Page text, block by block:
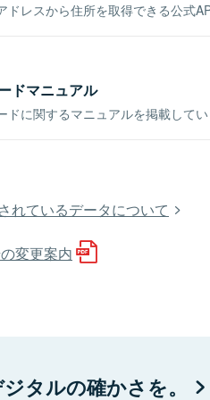
レスから住所を取得できる公式
ドマニュアル
に関するマニュアルを掲載してい
れているデータについて
変更案内
タルの確かさを。